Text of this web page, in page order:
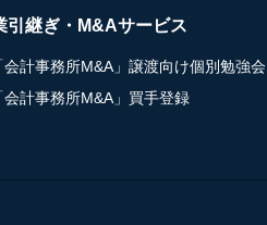
引継ぎ・M&Aサービス
会計事務所M&A」譲渡向け個別勉強会
会計事務所M&A」買手登録